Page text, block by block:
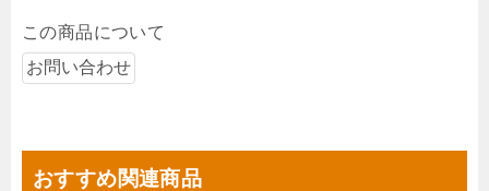
この商品について
おすすめ関連商品